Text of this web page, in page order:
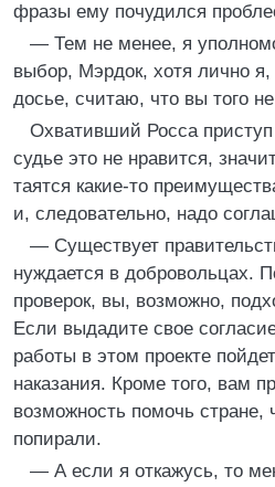
фразы ему почудился
— Тем не менее, я
выбор, Мэрдок, хотя лично
досье, считаю, что вы того
Охвативший Росса
судье это не нравится,
таятся какие-то
и, следовательно, надо
— Существует
нуждается в добровольцах.
проверок, вы, возможно,
Если выдадите свое
работы в этом проекте
наказания. Кроме того, вам
возможность помочь стране,
попирали.
— А если я откажусь, то